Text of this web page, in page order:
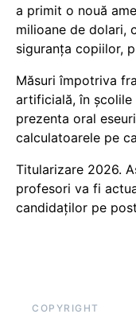
a primit o nouă
milioane de dolari,
siguranța copiilor,
Măsuri împotriva
artificială, în școlile
prezenta oral
calculatoarele pe
Titularizare 2026.
profesori va fi
candidaților pe
COPYRIGHT